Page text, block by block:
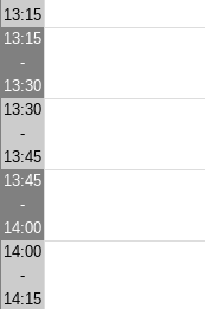
13:15
13:15
-
13:30
13:30
-
13:45
13:45
-
14:00
14:00
-
14:15